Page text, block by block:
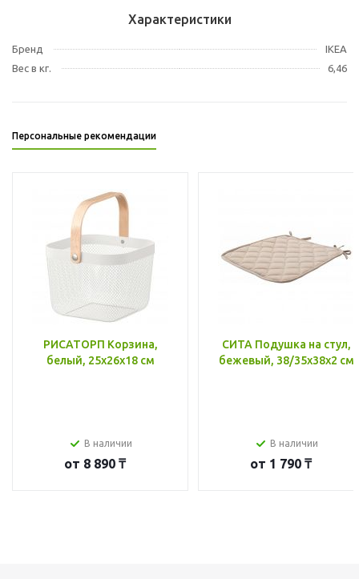
Характеристики
Бренд
IKEA
Вес в кг.
6,46
Персональные рекомендации
РИСАТОРП Корзина,
белый, 25x26x18 см
В наличии
от 8 890 ₸
СИТА Подушка на стул,
бежевый, 38/35x38x2 см
В наличии
от 1 790 ₸